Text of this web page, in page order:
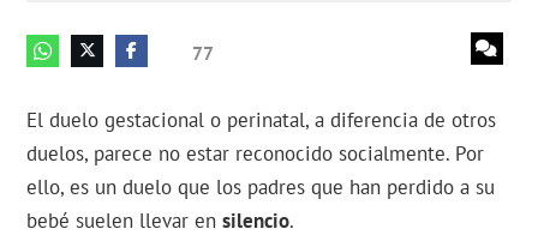
77
El duelo gestacional o perinatal, a diferencia de otros
duelos, parece no estar reconocido socialmente. Por
ello, es un duelo que los padres que han perdido a su
bebé suelen llevar ensilencio.